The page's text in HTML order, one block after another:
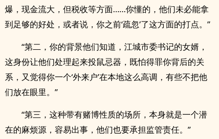
爆，现金流大，但税收等方面……你懂的，他们未必能拿
到足够的好处，或者说，你之前‘疏忽’了这方面的打点。”
“第二，你的背景他们知道，江城市委书记的女婿，
这身份让他们处理起来投鼠忌器，既怕得罪你背后的关
系，又觉得你一个‘外来户’在本地这么高调，有些不把他
们放在眼里。”
“第三，这种带有赌博性质的场所，本身就是一个潜
在的麻烦源，容易出事，他们也要承担监管责任。”